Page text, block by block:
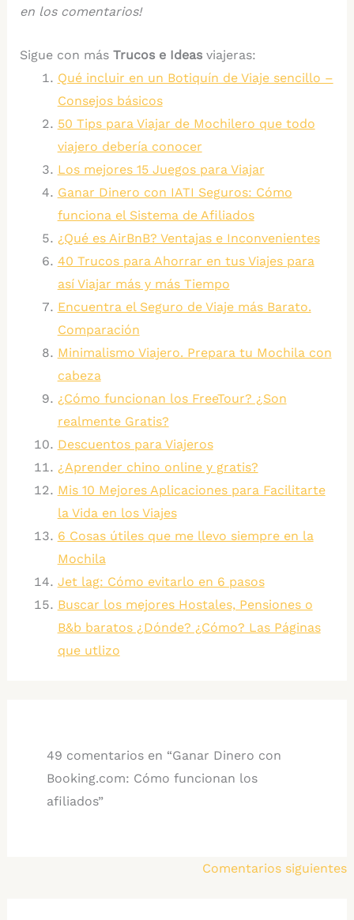
en los comentarios!
Sigue con más Trucos e Ideas viajeras:
Qué incluir en un Botiquín de Viaje sencillo –
Consejos básicos
50 Tips para Viajar de Mochilero que todo
viajero debería conocer
Los mejores 15 Juegos para Viajar
Ganar Dinero con IATI Seguros: Cómo
funciona el Sistema de Afiliados
¿Qué es AirBnB? Ventajas e Inconvenientes
40 Trucos para Ahorrar en tus Viajes para
así Viajar más y más Tiempo
Encuentra el Seguro de Viaje más Barato.
Comparación
Minimalismo Viajero. Prepara tu Mochila con
cabeza
¿Cómo funcionan los FreeTour? ¿Son
realmente Gratis?
Descuentos para Viajeros
¿Aprender chino online y gratis?
Mis 10 Mejores Aplicaciones para Facilitarte
la Vida en los Viajes
6 Cosas útiles que me llevo siempre en la
Mochila
Jet lag: Cómo evitarlo en 6 pasos
Buscar los mejores Hostales, Pensiones o
B&b baratos ¿Dónde? ¿Cómo? Las Páginas
que utlizo
49 comentarios en “Ganar Dinero con
Booking.com: Cómo funcionan los
afiliados”
Comentarios siguientes